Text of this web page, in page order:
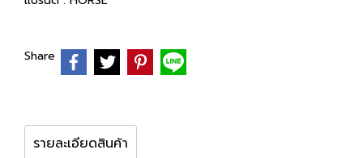
Share
รายละเอียดสินค้า